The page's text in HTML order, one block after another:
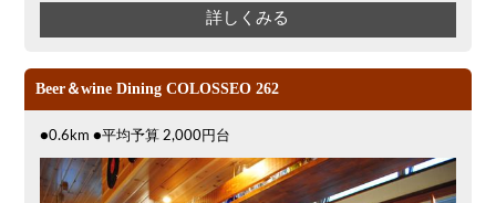
詳しくみる
Beer＆wine Dining COLOSSEO 262
●0.6km ●平均予算 2,000円台